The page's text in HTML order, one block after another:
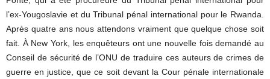
l’ex-Yougoslavie et du Tribunal pénal international pour le Rwanda.
Après quatre ans nous attendons vraiment que quelque chose soit
fait. À New York, les enquêteurs ont une nouvelle fois demandé au
Conseil de sécurité de l’ONU de traduire ces auteurs de crimes de
guerre en justice, que ce soit devant la Cour pénale internationale